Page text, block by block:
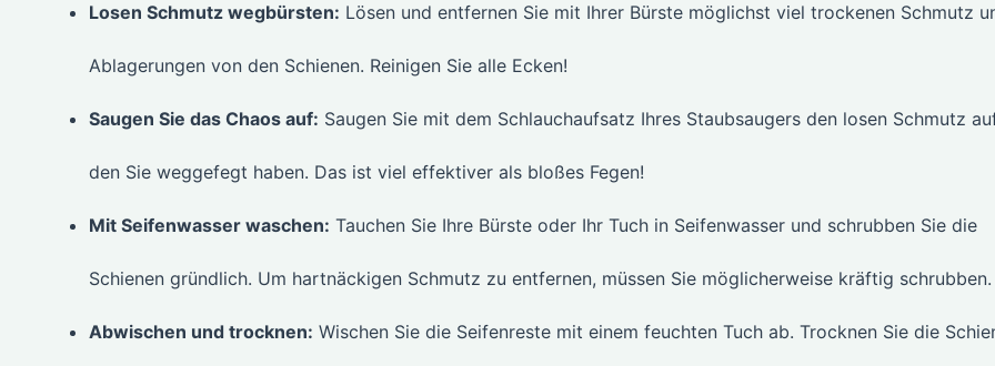
Losen Schmutz wegbürsten: Lösen und entfernen Sie mit Ihrer Bürste möglichst viel trockenen Schmutz
Ablagerungen von den Schienen. Reinigen Sie alle Ecken!
Saugen Sie das Chaos auf: Saugen Sie mit dem Schlauchaufsatz Ihres Staubsaugers den losen Schmutz
den Sie weggefegt haben. Das ist viel effektiver als bloßes Fegen!
Mit Seifenwasser waschen: Tauchen Sie Ihre Bürste oder Ihr Tuch in Seifenwasser und schrubben Sie die
Schienen gründlich. Um hartnäckigen Schmutz zu entfernen, müssen Sie möglicherweise kräftig schrubben.
Abwischen und trocknen: Wischen Sie die Seifenreste mit einem feuchten Tuch ab. Trocknen Sie die